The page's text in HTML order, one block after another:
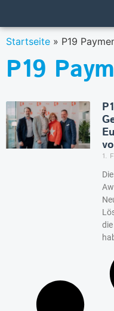
Startseite » P19
P19
1.